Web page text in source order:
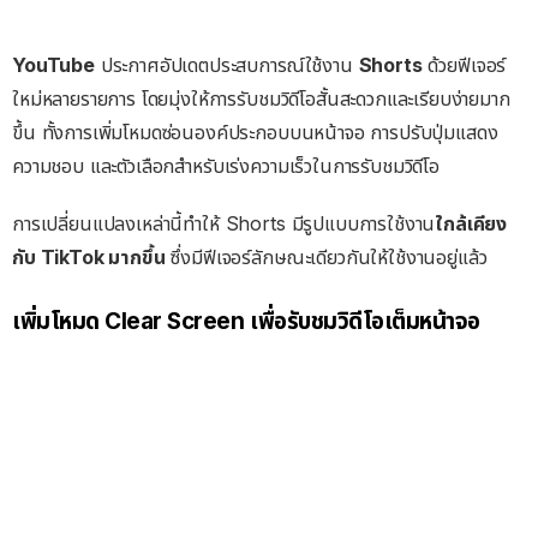
YouTubeประกาศอัปเดตประสบการณ์ใช้งาน Shortsด้วยฟีเจอร์
ใหม่หลายรายการ โดยมุ่งให้การรับชมวิดีโอสั้นสะดวกและเรียบง่ายมาก
ขึ้น ทั้งการเพิ่มโหมดซ่อนองค์ประกอบบนหน้าจอ การปรับปุ่มแสดง
ความชอบ และตัวเลือกสำหรับเร่งความเร็วในการรับชมวิดีโอ
การเปลี่ยนแปลงเหล่านี้ทำให้ Shorts มีรูปแบบการใช้งานใกล้เคียง
กับ TikTok มากขึ้น ซึ่งมีฟีเจอร์ลักษณะเดียวกันให้ใช้งานอยู่แล้ว
เพิ่มโหมด Clear Screen เพื่อรับชมวิดีโอเต็มหน้าจอ